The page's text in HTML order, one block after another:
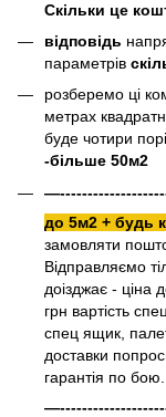
Скільки це
відповідь
параметрів
розберемо ці
метрах
буде чотири
-більше 50м2
до 5м2 + будь
замовляти
Відправляємо
доізджає - ціна
грн вартість
спец ящик,
доставки
гарантія по бою.